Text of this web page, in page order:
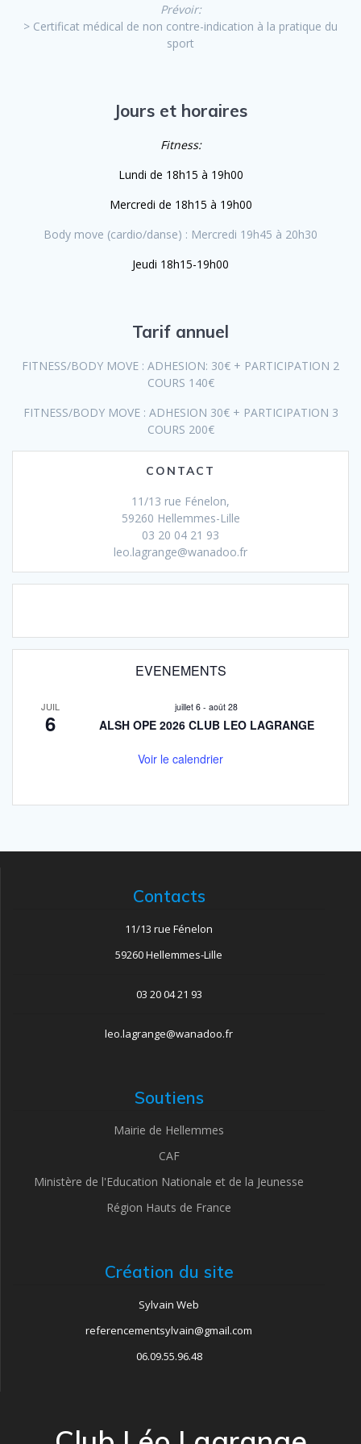
Prévoir:
> Certificat médical de non contre-indication à la pratique du
sport
Jours et horaires
Fitness:
Lundi de 18h15 à 19h00
Mercredi de 18h15 à 19h00
Body move (cardio/danse) : Mercredi 19h45 à 20h30
Jeudi 18h15-19h00
Tarif annuel
FITNESS/BODY MOVE : ADHESION: 30€ + PARTICIPATION 2
COURS 140€
FITNESS/BODY MOVE : ADHESION 30€ + PARTICIPATION 3
COURS 200€
CONTACT
11/13 rue Fénelon,
59260 Hellemmes-Lille
03 20 04 21 93
leo.lagrange@wanadoo.fr
EVENEMENTS
JUIL
6
juillet 6 - août 28
ALSH OPE 2026 CLUB LEO LAGRANGE
Voir le calendrier
Contacts
11/13 rue Fénelon
59260 Hellemmes-Lille
03 20 04 21 93
leo.lagrange@wanadoo.fr
Soutiens
Mairie de Hellemmes
CAF
Ministère de l'Education Nationale et de la Jeunesse
Région Hauts de France
Création du site
Sylvain Web
referencementsylvain@gmail.com
06.09.55.96.48